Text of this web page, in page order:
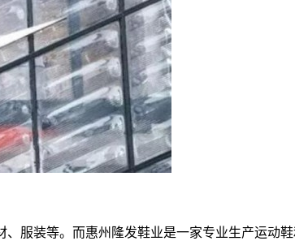
服装等。而惠州隆发鞋业是一家专业生产运动